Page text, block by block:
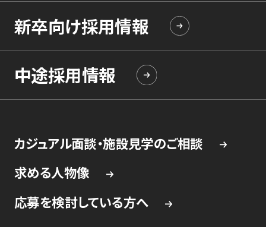
新卒向け採用情報
中途採用情報
カジュアル面談・施設見学のご相談
求める人物像
応募を検討している方へ